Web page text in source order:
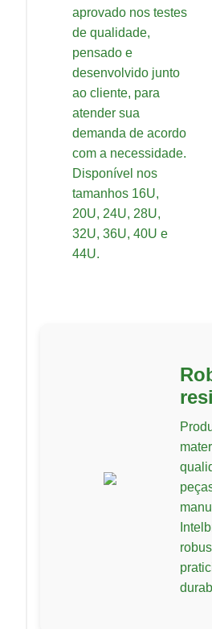
aprovado nos testes
de qualidade,
pensado e
desenvolvido junto
ao cliente, para
atender sua
demanda de acordo
com a necessidade.
Disponível nos
tamanhos 16U,
20U, 24U, 28U,
32U, 36U, 40U e
44U.